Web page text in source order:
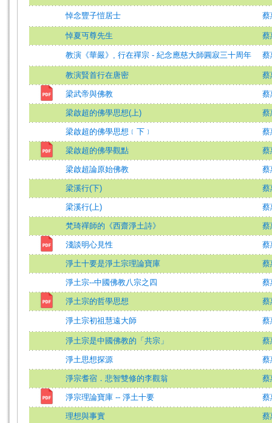
悼念豐子愷居士 蔡
悼夏丏尊先生 蔡
教演《華嚴》, 行在禪宗 - 紀念應慈大師圓寂三十周年 蔡
教演賢首行在唐密 蔡
梁武帝與佛教 蔡
梁啟超的佛學思想(上) 蔡
梁啟超的佛學思想﹝下﹞ 蔡
梁啟超的佛學觀點 蔡
梁啟超論原始佛教 蔡
梁溪行(下) 蔡
梁溪行(上) 蔡
梵琦禪師的《西齋淨土詩》 蔡
淺談明心見性 蔡
淨土十要是淨土宗理論寶庫 蔡
淨土宗--中國佛教八宗之四 蔡
淨土宗的哲學思想 蔡
淨土宗初祖慧遠大師 蔡
淨土宗是中國佛教的「共宗」 蔡
淨土思想探源 蔡
淨宗耆宿．悲智雙修的李觀翁 蔡
淨宗理論寶庫 -- 淨土十要 蔡
理想與事實 蔡